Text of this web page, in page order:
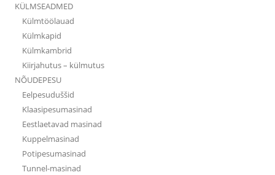
KÜLMSEADMED
Külmtöölauad
Külmkapid
Külmkambrid
Kiirjahutus – külmutus
NÕUDEPESU
Eelpesuduššid
Klaasipesumasinad
Eestlaetavad masinad
Kuppelmasinad
Potipesumasinad
Tunnel-masinad